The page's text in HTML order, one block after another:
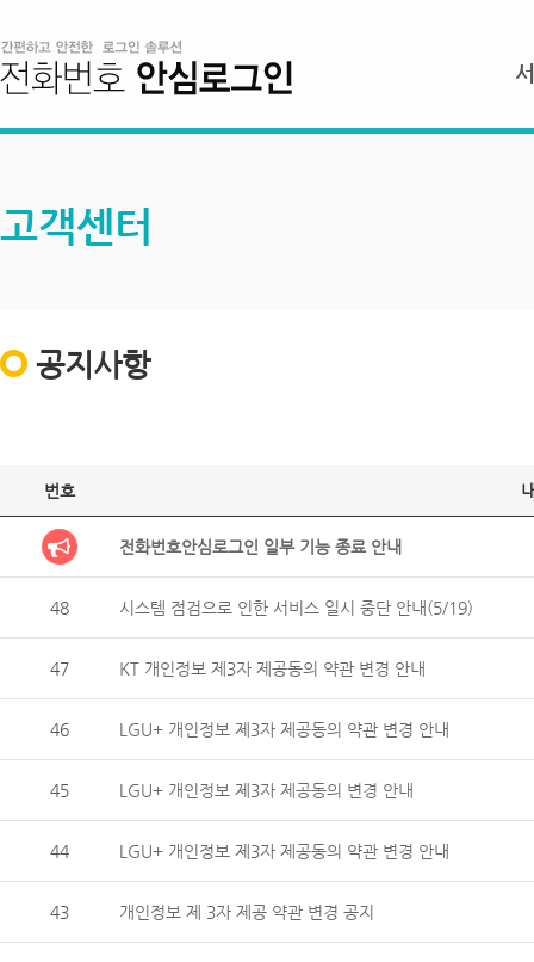
고객센터
공지사항
번호
전화번호안심로그인 일부 기능 종료 안내
48 시스템 점검으로 인한 서비스 일시 중단 안내(5/19)
47 KT 개인정보 제3자 제공동의 약관 변경 안내
46 LGU+ 개인정보 제3자 제공동의 약관 변경 안내
45 LGU+ 개인정보 제3자 제공동의 변경 안내
44 LGU+ 개인정보 제3자 제공동의 약관 변경 안내
43 개인정보 제 3자 제공 약관 변경 공지